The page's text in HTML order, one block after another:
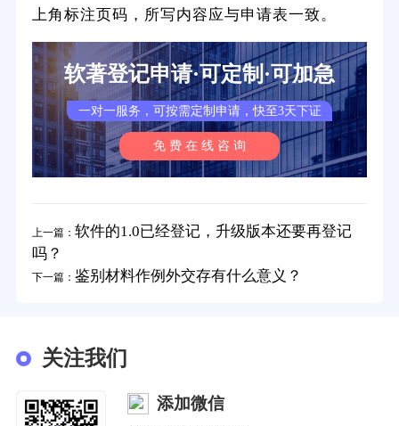
上角标注页码，所写内容应与申请表一致。
软著登记申请·可定制·可加急
一对一服务，可按需定制申请，快至3天下证
免 费 在 线 咨 询
上一篇： 软件的1.0已经登记，升级版本还要再登记
吗？
下一篇： 鉴别材料作例外交存有什么意义？
关注我们
添加微信